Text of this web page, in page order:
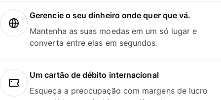
Gerencie o seu dinheiro onde quer que vá.
Mantenha as suas moedas em um só lugar e
converta entre elas em segundos.
Um cartão de débito internacional
Esqueça a preocupação com margens de lucro